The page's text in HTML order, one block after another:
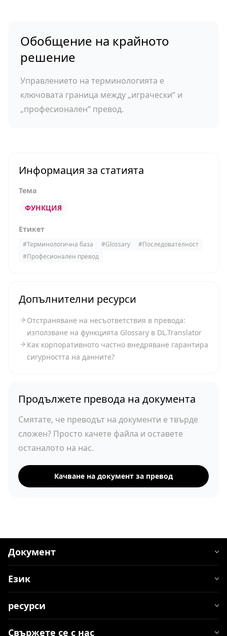
Обобщение на крайното
решение
Управлението на терминологията е
ключовата граница между „играчески“ и
„професионален“ превод.
Информация за статията
Тема
ФУНКЦИЯ
Етикет
#Терминологична база #Glossary #Последователност
#Професионален превод
Допълнителни ресурси
Отстраняване на несъответствия в превода:
използване на функцията Glossary в DL.Translator
Как корпоративното частно внедряване гарантира
сигурността на данните?
Продължете превода на документа
Смятате, че преводът на документи е твърде
сложен? Просто качете файла и оставете
останалото на нас.
Качване на документ за превод
Документ
Език
ресурси
Свържете се с нас